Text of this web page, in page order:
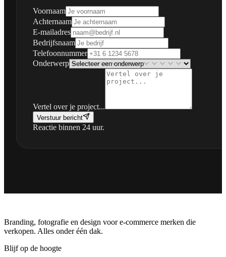
Voornaam
Achternaam
E-mailadres
Bedrijfsnaam
Telefoonnummer
Onderwerp
Vertel over je project...
Verstuur bericht
Reactie binnen 24 uur.
Branding, fotografie en design voor e-commerce merken die
verkopen. Alles onder één dak.
Blijf op de hoogte